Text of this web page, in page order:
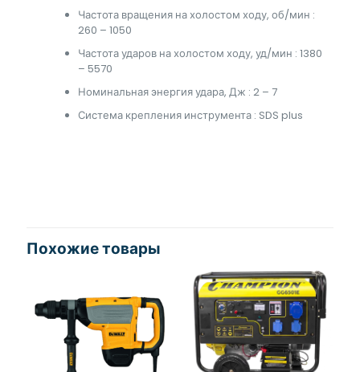
Частота вращения на холостом ходу, об/мин :
260 – 1050
Частота ударов на холостом ходу, уд/мин : 1380
– 5570
Номинальная энергия удара, Дж : 2 – 7
Система крепления инструмента : SDS plus
Похожие товары